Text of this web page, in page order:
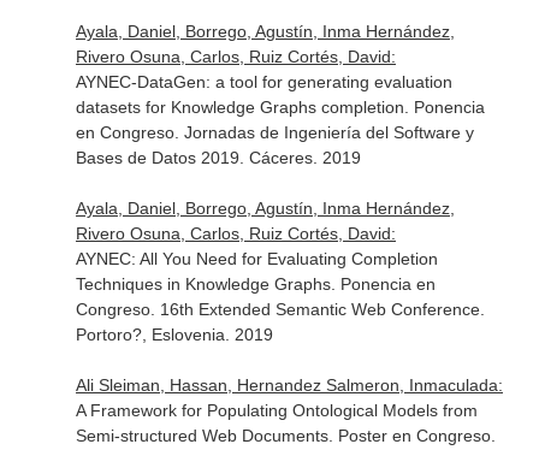
Ayala, Daniel, Borrego, Agustín, Inma Hernández,
Rivero Osuna, Carlos, Ruiz Cortés, David:
AYNEC-DataGen: a tool for generating evaluation
datasets for Knowledge Graphs completion. Ponencia
en Congreso. Jornadas de Ingeniería del Software y
Bases de Datos 2019. Cáceres. 2019
Ayala, Daniel, Borrego, Agustín, Inma Hernández,
Rivero Osuna, Carlos, Ruiz Cortés, David:
AYNEC: All You Need for Evaluating Completion
Techniques in Knowledge Graphs. Ponencia en
Congreso. 16th Extended Semantic Web Conference.
Portoro?, Eslovenia. 2019
Ali Sleiman, Hassan, Hernandez Salmeron, Inmaculada:
A Framework for Populating Ontological Models from
Semi-structured Web Documents. Poster en Congreso.